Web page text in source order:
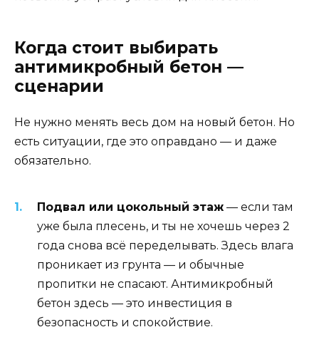
Когда стоит выбирать
антимикробный бетон —
сценарии
Не нужно менять весь дом на новый бетон. Но
есть ситуации, где это оправдано — и даже
обязательно.
Подвал или цокольный этаж — если там
уже была плесень, и ты не хочешь через 2
года снова всё переделывать. Здесь влага
проникает из грунта — и обычные
пропитки не спасают. Антимикробный
бетон здесь — это инвестиция в
безопасность и спокойствие.